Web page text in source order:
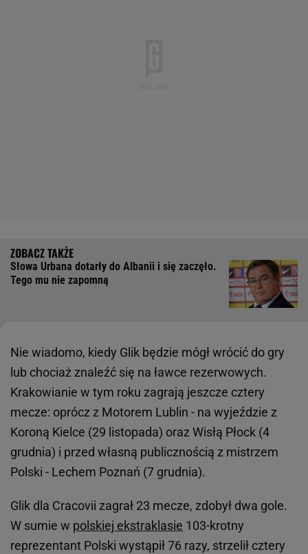
Słowa Urbana dotarły do Albanii i się zaczęło.
Tego mu nie zapomną
Nie wiadomo, kiedy Glik będzie mógł wrócić do gry
lub chociaż znaleźć się na ławce rezerwowych.
Krakowianie w tym roku zagrają jeszcze cztery
mecze: oprócz z Motorem Lublin - na wyjeździe z
Koroną Kielce (29 listopada) oraz Wisłą Płock (4
grudnia) i przed własną publicznością z mistrzem
Polski - Lechem Poznań (7 grudnia).
Glik dla Cracovii zagrał 23 mecze, zdobył dwa gole.
W sumie w polskiej ekstraklasie 103-krotny
reprezentant Polski wystąpił 76 razy, strzelił cztery